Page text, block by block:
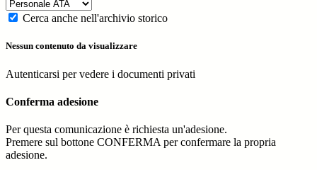
Cerca anche nell'archivio storico
Nessun contenuto da visualizzare
Autenticarsi per vedere i documenti privati
Conferma adesione
Per questa comunicazione è richiesta un'adesione.
Premere sul bottone CONFERMA per confermare la propria
adesione.